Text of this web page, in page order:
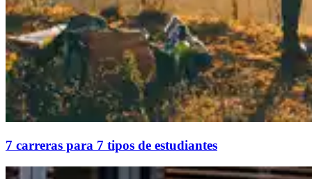
7 carreras para 7 tipos de estudiantes